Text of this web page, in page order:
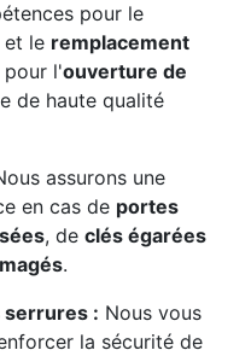
pour le
et le remplacement
pour l'ouverture de
de haute qualité
assurons une
en cas de portes
, de clés égarées
.
serrures : Nous vous
la sécurité de